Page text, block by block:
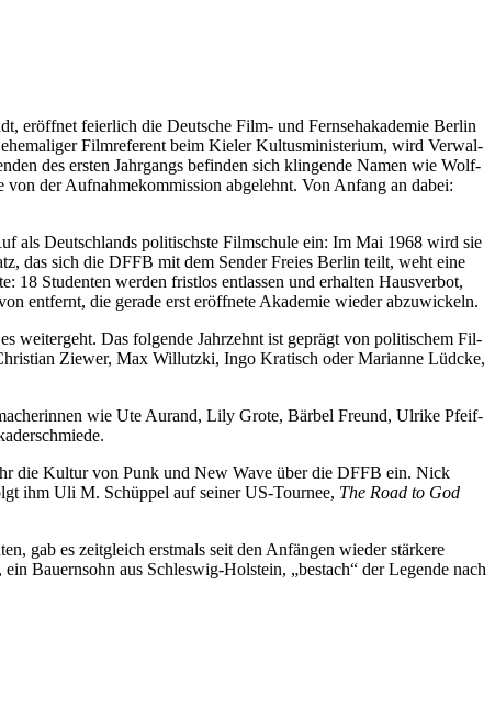
eröff­net fei­er­lich die Deut­sche Film- und Fern­seh­aka­de­mie Ber­lin
Film­re­fe­rent beim Kie­ler Kul­tus­mi­nis­te­ri­um, wird Ver­wal­
des ers­ten Jahr­gangs befin­den sich klin­gen­de Namen wie Wolf­
der Auf­nah­me­kom­mis­si­on abge­lehnt. Von Anfang an dabei:
als Deutsch­lands poli­tischs­te Film­schu­le ein: Im Mai 1968 wird sie
das sich die DFFB mit dem Sen­der Frei­es Ber­lin teilt, weht eine
Stu­den­ten wer­den frist­los ent­las­sen und erhal­ten Haus­ver­bot,
ent­fernt, die gera­de erst eröff­ne­te Aka­de­mie wie­der abzu­wi­ckeln.
wei­ter­geht. Das fol­gen­de Jahr­zehnt ist geprägt von poli­ti­schem Fil­
Zie­wer, Max Wil­lutz­ki, Ingo Kra­tisch oder Mari­an­ne Lüd­cke,
wie Ute Aurand, Lily Gro­te, Bär­bel Freund, Ulri­ke Pfeif­
die Kul­tur von Punk und New Wave über die DFFB ein. Nick
ihm Uli M. Schüp­pel auf sei­ner US-Tour­nee, The Road to God
gab es zeit­gleich erst­mals seit den Anfän­gen wie­der stär­ke­re
Bau­ern­sohn aus Schles­wig-Hol­stein, „bestach“ der Legen­de nach